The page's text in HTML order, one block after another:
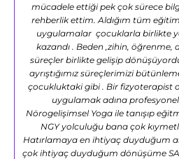
mücadele ettiği pek çok sürece
rehberlik ettim. Aldığım tüm
uygulamalar çocuklarla birlikte
kazandı . Beden ,zihin, öğrenme,
süreçler birlikte gelişip
ayrıştığımız süreçlerimizi
çocukluktaki gibi . Bir fizyoterapist
uygulamak adına
Nörogelişimsel Yoga ile tanışıp
NGY yolculuğu bana çok
Hatırlamaya en ihtiyaç duyduğum
çok ihtiyaç duyduğum dönüşüme